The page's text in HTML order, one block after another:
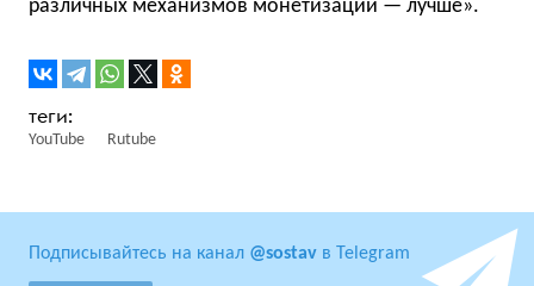
различных механизмов монетизации — лучше».
YouTube Rutube
Подписывайтесь на канал @sostav в Telegram